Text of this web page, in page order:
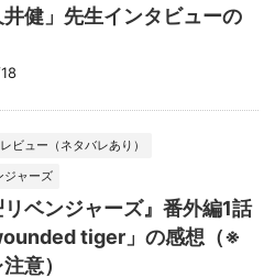
健」先生インタビューの
ビュー（ネタバレあり）
ジャーズ
リベンジャーズ』番外編1話
tiger」の感想（※
意）